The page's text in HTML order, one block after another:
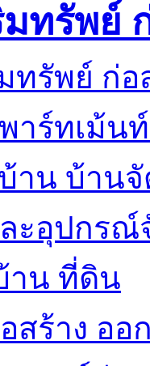
ทรัพย์
าร์ทเม้น
าน บ้าน
ะอุปกรณ์
าน ที่ดิน
สร้าง อ